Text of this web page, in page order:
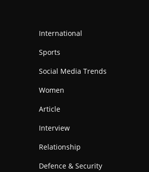
International
Sports
Social Media Trends
Women
Article
Interview
Relationship
Defence & Security